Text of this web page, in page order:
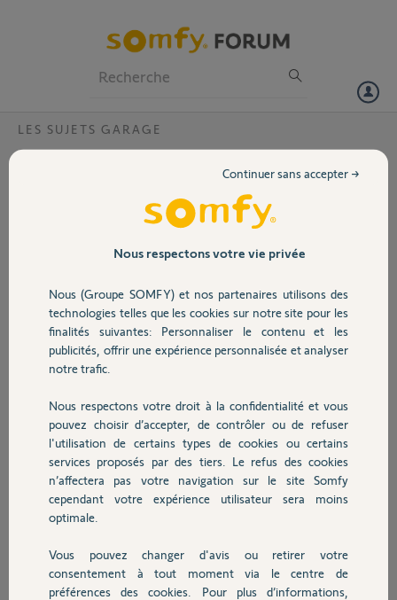
Volet
Sécurité
Domotique
Chauffage
Autres produits
Devis avec un pro
LES SUJETS GARAGE
probleme moteur gdk 3000?
Quand le moteur est branché on entend un clic et il ne s'ouvre pas
mais quand je débranche le moteur la batterie de secours prend le
relais et cela fonctionne si quelqu'un peut m'aider d' avance merci
il y a plus de 11 ans
Participer au fil de discussion
Le voyant vitesse clignote rapidement
GDK est en limite thermique et ne peut pas répondre aux actions de la
télécommande.
Attendre quelques minutes afin de laisser refroidir le moteur, puis
essayer de nouveau.
Vérifiez que la tension de la lampe correspond à l'alimentation (230V ou
solaire).
photoélectriques.
Vérifiez l’alignement des cellules photoélectriques
Vérifiez le câblage et l’alimentation des cellules photoélectriques
Nous respectons votre vie privée
Nous (Groupe SOMFY) et nos partenaires utilisons des
technologies telles que les cookies sur notre site pour les
finalités suivantes: Personnaliser le contenu et les
publicités, offrir une expérience personnalisée et analyser
notre trafic.
Nous respectons votre droit à la confidentialité et vous
pouvez choisir d’accepter, de contrôler ou de refuser
l'utilisation de certains types de cookies ou certains
services proposés par des tiers. Le refus des cookies
n’affectera pas votre navigation sur le site Somfy
cependant votre expérience utilisateur sera moins
optimale.
Vous pouvez changer d'avis ou retirer votre
consentement à tout moment via le centre de
préférences des cookies. Pour plus d’informations,
Continuer sans accepter →